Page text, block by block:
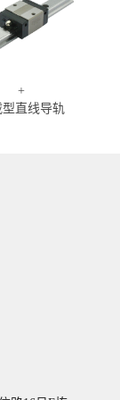
+
型直线导轨